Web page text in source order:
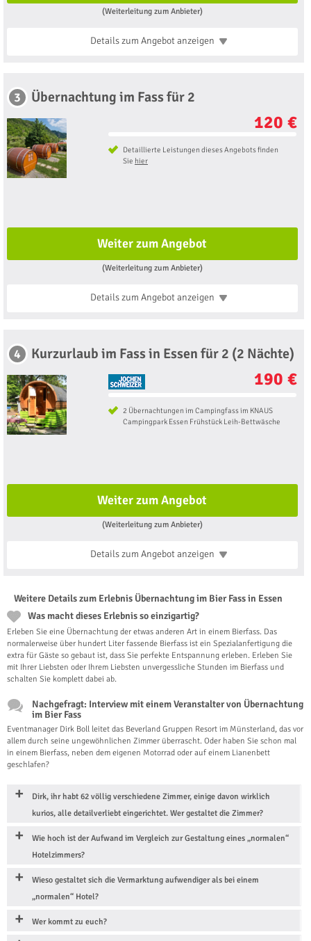
(Weiterleitung zum Anbieter)
Details zum Angebotanzeigen
3 Übernachtung im Fass für 2
120 €
Detaillierte Leistungen dieses Angebots finden
Sie hier
Weiter zum Angebot
(Weiterleitung zum Anbieter)
Details zum Angebotanzeigen
4 Kurzurlaub im Fass in Essen für 2 (2 Nächte)
190 €
2 Übernachtungen im Campingfass im KNAUS
Campingpark Essen Frühstück Leih-Bettwäsche
Weiter zum Angebot
(Weiterleitung zum Anbieter)
Details zum Angebotanzeigen
Weitere Details zum Erlebnis Übernachtung im Bier Fass in Essen
Was macht dieses Erlebnis so einzigartig?
Erleben Sie eine Übernachtung der etwas anderen Art in einem Bierfass. Das
normalerweise über hundert Liter fassende Bierfass ist ein Spezialanfertigung die
extra für Gäste so gebaut ist, dass Sie perfekte Entspannung erleben. Erleben Sie
mit Ihrer Liebsten oder Ihrem Liebsten unvergessliche Stunden im Bierfass und
schalten Sie komplett dabei ab.
Nachgefragt: Interview mit einem Veranstalter von Übernachtung
im Bier Fass
Eventmanager Dirk Boll leitet das Beverland Gruppen Resort im Münsterland, das vor
allem durch seine ungewöhnlichen Zimmer überrascht. Oder haben Sie schon mal
in einem Bierfass, neben dem eigenen Motorrad oder auf einem Lianenbett
geschlafen?
Dirk, ihr habt 62 völlig verschiedene Zimmer, einige davon wirklich
kurios, alle detailverliebt eingerichtet. Wer gestaltet die Zimmer?
Wie hoch ist der Aufwand im Vergleich zur Gestaltung eines „normalen“
Hotelzimmers?
Wieso gestaltet sich die Vermarktung aufwendiger als bei einem
„normalen“ Hotel?
Wer kommt zu euch?